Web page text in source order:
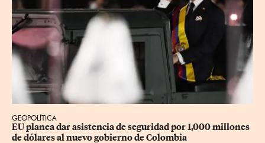
GEOPOLÍTICA
EU planea dar asistencia de seguridad por 1,000 millones
de dólares al nuevo gobierno de Colombia